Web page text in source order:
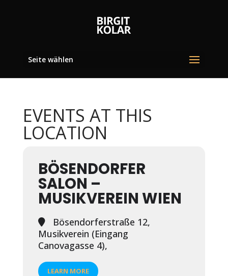
Seite wählen
EVENTS AT THIS
LOCATION
BÖSENDORFER
SALON –
MUSIKVEREIN WIEN
Bösendorferstraße 12,
Musikverein (Eingang
Canovagasse 4),
LEARN MORE